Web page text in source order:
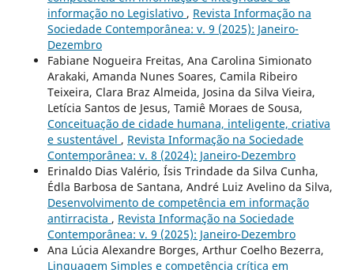
informação no Legislativo , Revista Informação na
Sociedade Contemporânea: v. 9 (2025): Janeiro-
Dezembro
Fabiane Nogueira Freitas, Ana Carolina Simionato
Arakaki, Amanda Nunes Soares, Camila Ribeiro
Teixeira, Clara Braz Almeida, Josina da Silva Vieira,
Letícia Santos de Jesus, Tamiê Moraes de Sousa,
Conceituação de cidade humana, inteligente, criativa
e sustentável , Revista Informação na Sociedade
Contemporânea: v. 8 (2024): Janeiro-Dezembro
Erinaldo Dias Valério, Ísis Trindade da Silva Cunha,
Édla Barbosa de Santana, André Luiz Avelino da Silva,
Desenvolvimento de competência em informação
antirracista , Revista Informação na Sociedade
Contemporânea: v. 9 (2025): Janeiro-Dezembro
Ana Lúcia Alexandre Borges, Arthur Coelho Bezerra,
Linguagem Simples e competência crítica em